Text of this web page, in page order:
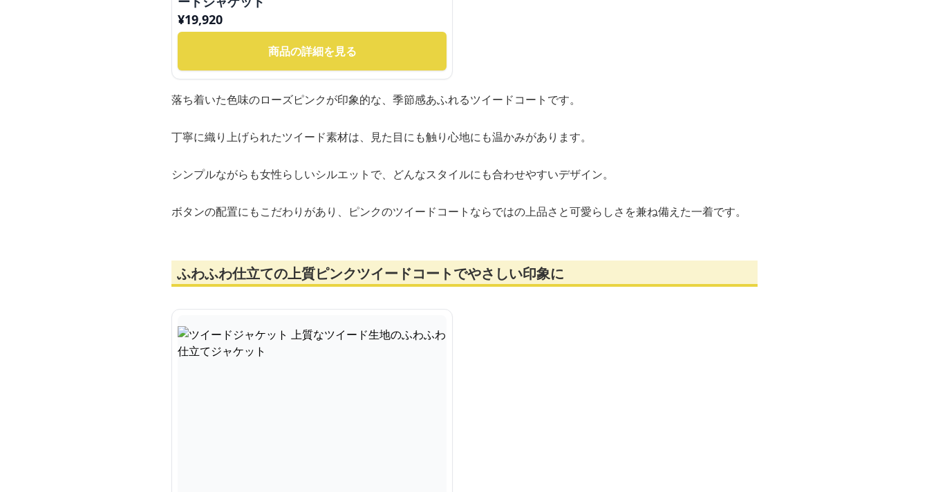
¥19,920
商品の詳細を見る
落ち着いた色味のローズピンクが印象的な、季節感あふれるツイードコートです。
丁寧に織り上げられたツイード素材は、見た目にも触り心地にも温かみがあります。
シンプルながらも女性らしいシルエットで、どんなスタイルにも合わせやすいデザイン。
ボタンの配置にもこだわりがあり、ピンクのツイードコートならではの上品さと可愛らしさを兼ね備えた一着です。
ふわふわ仕立ての上質ピンクツイードコートでやさしい印象に